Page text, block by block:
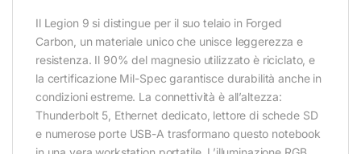
Il Legion 9 si distingue per il suo telaio in Forged
Carbon, un materiale unico che unisce leggerezza e
resistenza. Il 90% del magnesio utilizzato è riciclato, e
la certificazione Mil-Spec garantisce durabilità anche in
condizioni estreme. La connettività è all’altezza:
Thunderbolt 5, Ethernet dedicato, lettore di schede SD
e numerose porte USB-A trasformano questo notebook